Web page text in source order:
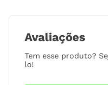
Avaliações
Tem esse produto?
lo!